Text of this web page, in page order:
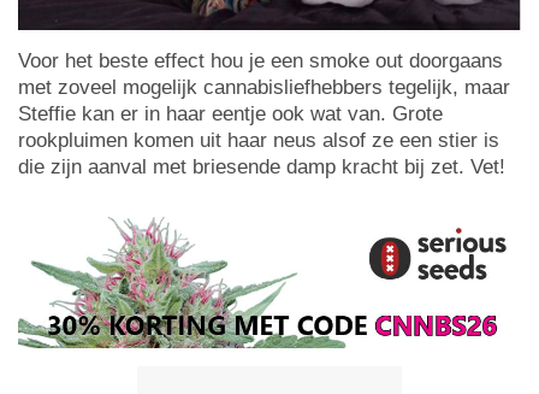
Voor het beste effect hou je een smoke out doorgaans
met zoveel mogelijk cannabisliefhebbers tegelijk, maar
Steffie kan er in haar eentje ook wat van. Grote
rookpluimen komen uit haar neus alsof ze een stier is
die zijn aanval met briesende damp kracht bij zet. Vet!